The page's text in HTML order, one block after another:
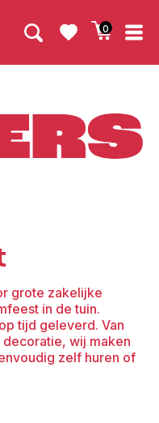
0
grote zakelijke
in de tuin.
tijd geleverd. Van
wij maken
zelf huren of